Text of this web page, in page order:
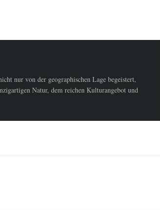
nur von der geographischen Lage begeistert,
Natur, dem reichen Kulturangebot und